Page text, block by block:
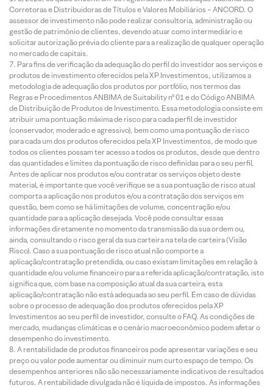
Corretoras e Distribuidoras de Títulos e Valores Mobiliários – ANCORD. O
assessor de investimento não pode realizar consultoria, administração ou
gestão de patrimônio de clientes, devendo atuar como intermediário e
solicitar autorização prévia do cliente para a realização de qualquer operação
no mercado de capitais.
Para fins de verificação da adequação do perfil do investidor aos serviços e
produtos de investimento oferecidos pela XP Investimentos, utilizamos a
metodologia de adequação dos produtos por portfólio, nos termos das
Regras e Procedimentos ANBIMA de Suitability nº 01 e do Código ANBIMA
de Distribuição de Produtos de Investimento. Essa metodologia consiste em
atribuir uma pontuação máxima de risco para cada perfil de investidor
(conservador, moderado e agressivo), bem como uma pontuação de risco
para cada um dos produtos oferecidos pela XP Investimentos, de modo que
todos os clientes possam ter acesso a todos os produtos, desde que dentro
das quantidades e limites da pontuação de risco definidas para o seu perfil.
Antes de aplicar nos produtos e/ou contratar os serviços objeto deste
material, é importante que você verifique se a sua pontuação de risco atual
comporta a aplicação nos produtos e/ou a contratação dos serviços em
questão, bem como se há limitações de volume, concentração e/ou
quantidade para a aplicação desejada. Você pode consultar essas
informações diretamente no momento da transmissão da sua ordem ou,
ainda, consultando o risco geral da sua carteira na tela de carteira (Visão
Risco). Caso a sua pontuação de risco atual não comporte a
aplicação/contratação pretendida, ou caso existam limitações em relação à
quantidade e/ou volume financeiro para a referida aplicação/contratação, isto
significa que, com base na composição atual da sua carteira, esta
aplicação/contratação não está adequada ao seu perfil. Em caso de dúvidas
sobre o processo de adequação dos produtos oferecidos pela XP
Investimentos ao seu perfil de investidor, consulte o FAQ. As condições de
mercado, mudanças climáticas e o cenário macroeconômico podem afetar o
desempenho do investimento.
A rentabilidade de produtos financeiros pode apresentar variações e seu
preço ou valor pode aumentar ou diminuir num curto espaço de tempo. Os
desempenhos anteriores não são necessariamente indicativos de resultados
futuros. A rentabilidade divulgada não é líquida de impostos. As informações